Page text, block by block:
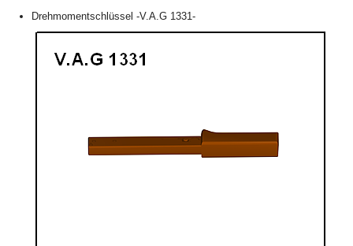
Drehmomentschlüssel -V.A.G 1331-